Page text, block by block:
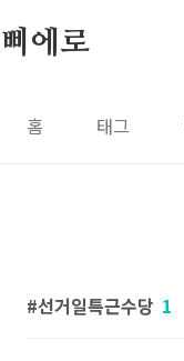
삐에로
홈 태그
선거일특근수당 1